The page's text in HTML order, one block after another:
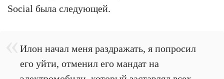
Social была следующей.
Илон начал меня раздражать, я попросил
его уйти, отменил его мандат на